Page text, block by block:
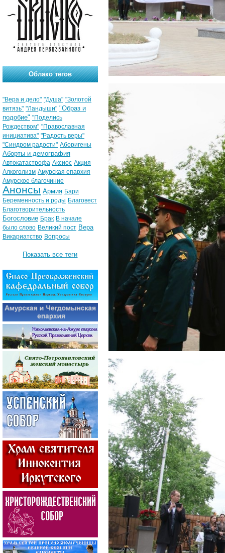
Облако тегов
"Вера и дело" "Душа" "Золотой
витязь" "Ландыши" "Образ и
подобие" "Поделись
Рождеством" "Православная
инициатива" "Радость веры"
"Синдром радости" Аборигены
Аборты и демография
Автокатастрофа Аксиос Акция
Алкоголизм Амурская епархия
Амурское благочиние
Анонсы Армия Бари
Беременность и роды Благовест
Благотворительность
Богословие Брак В начале
было слово Великий пост Вера
Викариатство Вопросы
Показать все теги